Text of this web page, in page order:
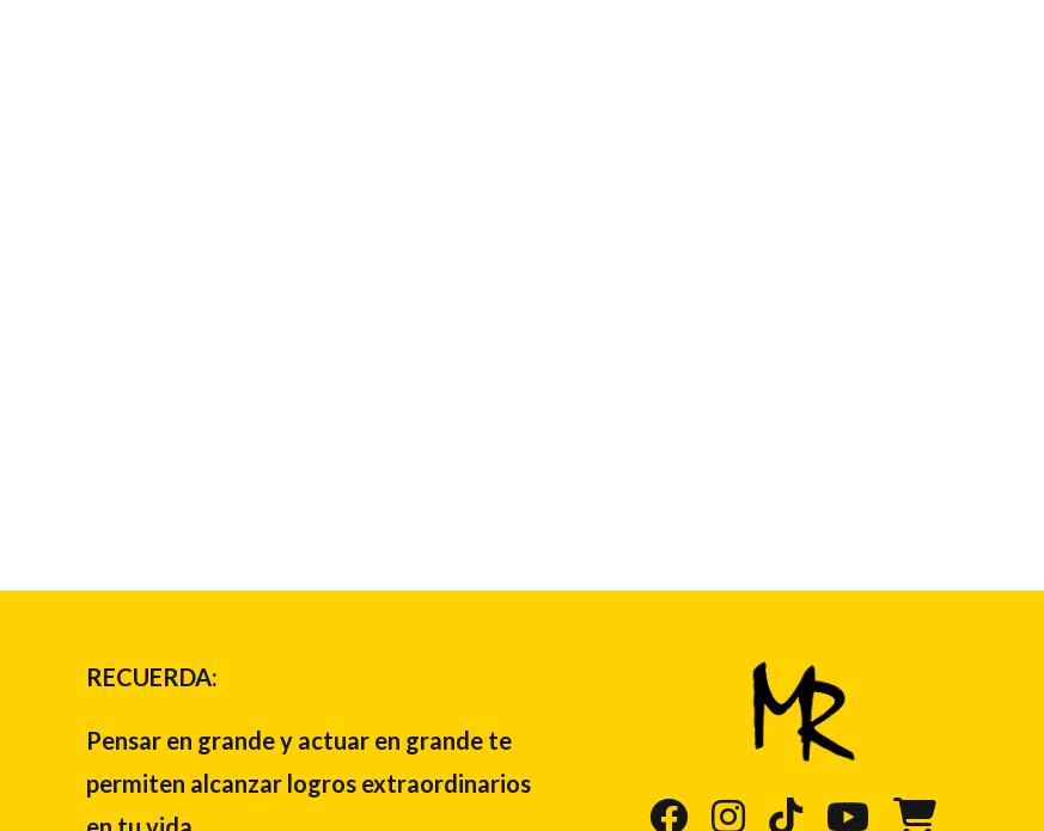
RECUERDA:
Pensar en grande y actuar en grande te
permiten alcanzar logros extraordinarios